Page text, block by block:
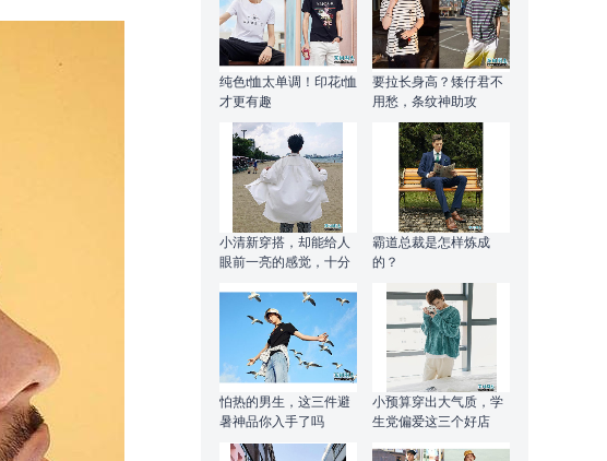
纯色t恤太单调！印花t恤
才更有趣
要拉长身高？矮仔君不
用愁，条纹神助攻
小清新穿搭，却能给人
眼前一亮的感觉，十分
霸道总裁是怎样炼成
的？
怕热的男生，这三件避
暑神品你入手了吗
小预算穿出大气质，学
生党偏爱这三个好店